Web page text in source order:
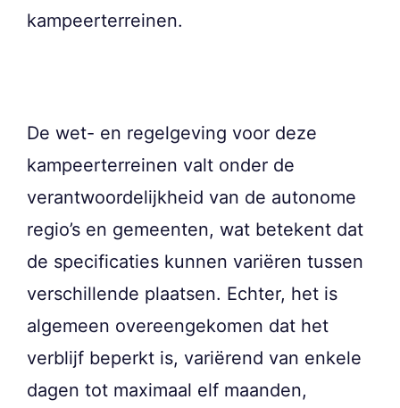
kampeerterreinen.
De wet- en regelgeving voor deze
kampeerterreinen valt onder de
verantwoordelijkheid van de autonome
regio’s en gemeenten, wat betekent dat
de specificaties kunnen variëren tussen
verschillende plaatsen. Echter, het is
algemeen overeengekomen dat het
verblijf beperkt is, variërend van enkele
dagen tot maximaal elf maanden,